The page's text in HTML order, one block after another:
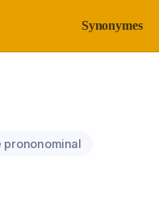
Synonymes
prononominal